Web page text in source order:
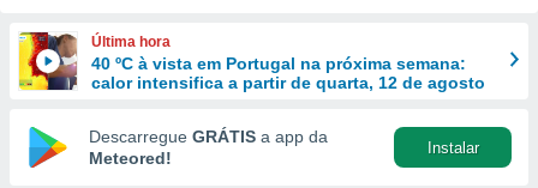
e
forma
digital
Última hora
40 ºC à vista em Portugal na próxima semana:
calor intensifica a partir de quarta, 12 de agosto
Descarregue GRÁTIS a app da
Meteored!
Instalar